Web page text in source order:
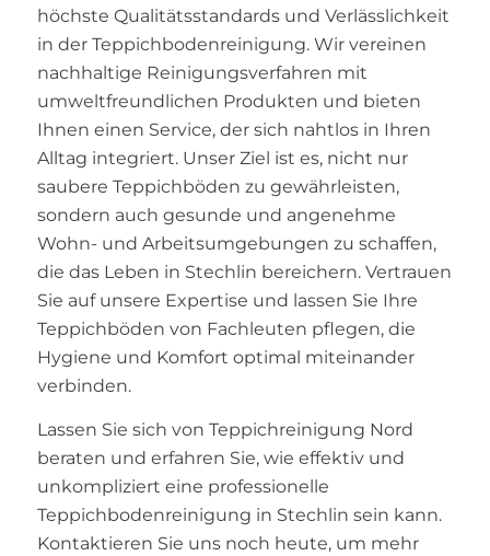
höchste Qualitätsstandards und Verlässlichkeit
in der Teppichbodenreinigung. Wir vereinen
nachhaltige Reinigungsverfahren mit
umweltfreundlichen Produkten und bieten
Ihnen einen Service, der sich nahtlos in Ihren
Alltag integriert. Unser Ziel ist es, nicht nur
saubere Teppichböden zu gewährleisten,
sondern auch gesunde und angenehme
Wohn- und Arbeitsumgebungen zu schaffen,
die das Leben in Stechlin bereichern. Vertrauen
Sie auf unsere Expertise und lassen Sie Ihre
Teppichböden von Fachleuten pflegen, die
Hygiene und Komfort optimal miteinander
verbinden.
Lassen Sie sich von Teppichreinigung Nord
beraten und erfahren Sie, wie effektiv und
unkompliziert eine professionelle
Teppichbodenreinigung in Stechlin sein kann.
Kontaktieren Sie uns noch heute, um mehr